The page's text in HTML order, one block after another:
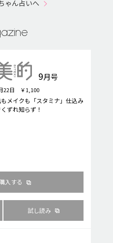
ゃん占いへ
9月号
22日 ￥1,100
メイクも「スタミナ」仕込み
ずれ知らず！
入する
試し読み